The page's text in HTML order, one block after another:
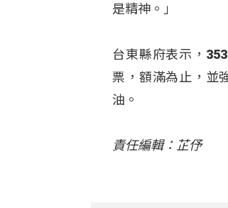
是精神。」
台東縣府表示，
票，額滿為止，並
油。
責任編輯：芷伃